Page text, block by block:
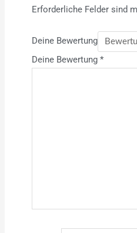
Erforderliche Felder sind
Deine Bewertung
Deine Bewertung *